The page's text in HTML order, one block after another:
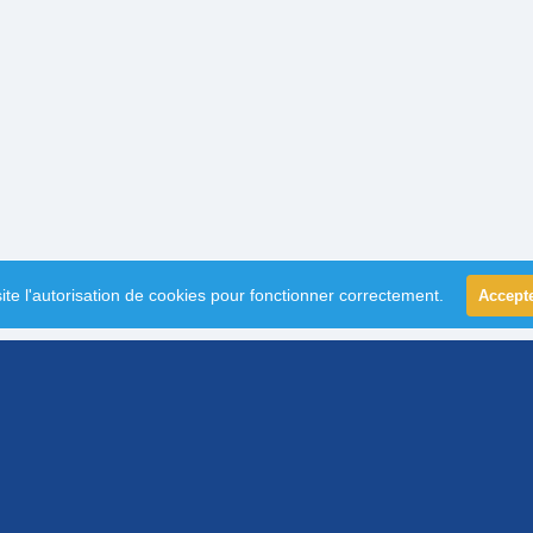
l'autorisation de cookies pour fonctionner correctement.